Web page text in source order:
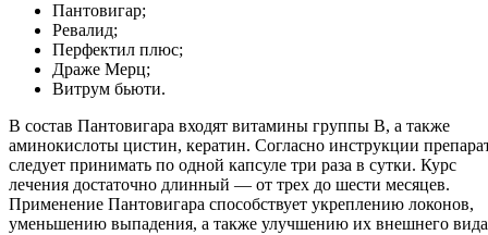
Пантовигар;
Ревалид;
Перфектил плюс;
Драже Мерц;
Витрум бьюти.
В состав Пантовигара входят витамины группы В, а также
аминокислоты цистин, кератин. Согласно инструкции
следует принимать по одной капсуле три раза в сутки. Курс
лечения достаточно длинный — от трех до шести месяцев.
Применение Пантовигара способствует укреплению локонов,
уменьшению выпадения, а также улучшению их внешнего